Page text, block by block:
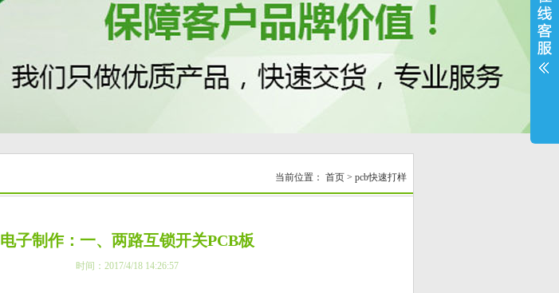
当前位置： 首页 > pcb快速打样
电子制作：一、两路互锁开关PCB板
时间：2017/4/18 14:26:57